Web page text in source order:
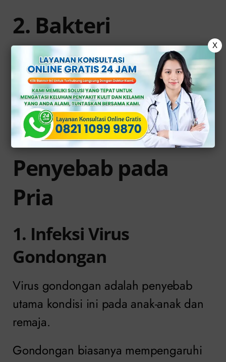
2. Bakteri
Biasanya terkait dengan infeksi bakteri,
termasuk IMS seperti gonore (kencing
nanah) atau klamidia, atau infeksi
saluran kemih (ISK) yang menyebar ke
testis.
Penyebab pada
Pria
1. Infeksi Virus
Gondongan
Virus gondongan adalah penyebab
utama kondisi ini pada anak-anak dan
remaja.
Gondongan biasanya mempengaruhi
X